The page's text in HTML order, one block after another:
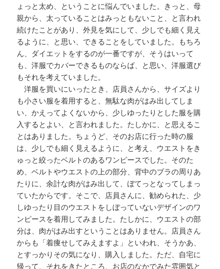
ょっと太め、ということに悩んでいました。きっと、母
親から、太っていることはみっともないこと、と言われ
続けたことがあり、外見を気にして、少しでも細く見え
るように、と思い、できることをしていました。もちろ
ん、ダイエットをするのが一番ですが、そうはいって
も、洋服でカバーできるものならば、と思い、洋服選び
もそれを考えていました。
洋服を買いにいったとき、店員さんから、サイズより
も小さい服を着用すると、無駄な肉がはみ出してしま
い、かえってよくないから、少しゆったりとした服を購
入するとよい、と言われました。たしかに、と思えるこ
とはありました。ちょうど、そのお店に行った時の服
は、少しでも細く見えるように、と考え、ウエストをき
ゅっと絞ったベルトのあるワンピースでした。そのた
め、ベルトやウエストの上の部分、背中のブラの周りあ
たりに、余計な肉がはみ出して、ぼてっとなってしまっ
ていたからです。そこで、店員さんに、勧められた、少
しゆったり目のウエストをしぼっていないデザインのワ
ンピースを着用してみました。たしかに、ウエストの部
分は、肉がはみ出すということはありません。店員さん
からも「着痩せしてみえますよ」といわれ、そうかあ、
とすっかりその気になり、購入しました。ただ、自宅に
帰って、それをきたところ、お店のなかでみた雰囲気と